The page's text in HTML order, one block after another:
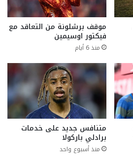
موقف برشلونة من التعاقد مع
فيكتور اوسيمين
منذ 6 أيام
متنافس جديد على خدمات
برادلي باركولا
منذ أسبوع واحد